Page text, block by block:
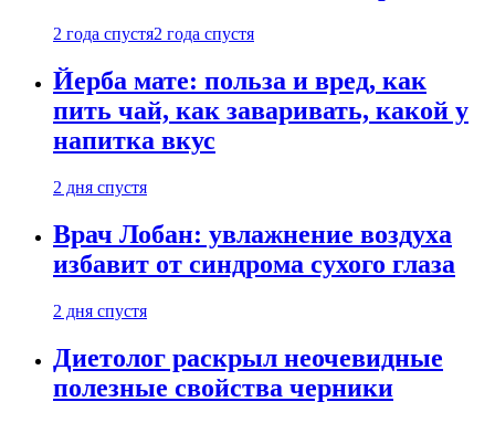
2 года спустя2 года спустя
Йерба мате: польза и вред, как
пить чай, как заваривать, какой у
напитка вкус
2 дня спустя
Врач Лобан: увлажнение воздуха
избавит от синдрома сухого глаза
2 дня спустя
Диетолог раскрыл неочевидные
полезные свойства черники